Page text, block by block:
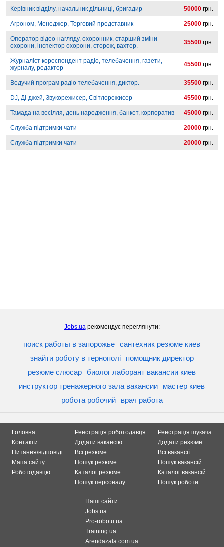
Керівник відділу, начальник дільниці, бригадир 50000 грн.
Агроном, Менеджер, Торговий представник 25000 грн.
Оператор відео-нагляду, охоронник, старший зміни
охорони, інспектор охорони, сторож, вахтер.
35500 грн.
Журналіст кореспондент радіо, телебачення, газети,
журналу, редактор
45500 грн.
Ведучий програм радіо телебачення, диктор. 35500 грн.
DJ, Ді-джей, Звукорежисер, Світлорежисер 45500 грн.
Тамада на весілля, день народження, банкет, корпоратив 45000 грн.
Служба підтримки чати 20000 грн.
Служба підтримки чати 20000 грн.
Jobs.uaрекомендує переглянути:
поиск работы в запорожье сантехник резюме киев
знайти роботу в тернополі
помощник директор
резюме слюсар биолог лаборант вакансии киев
инструктор тренажерного зала вакансии
мастер киев
робота робочий
врач работа
Головна
Контакти
Питання/відповіді
Мапа сайту
Роботодавцю
Реестрація роботодавця
Додати вакансію
Всі резюме
Пошук резюме
Каталог резюме
Пошук персоналу
Реестрація шукача
Додати резюме
Всі вакансії
Пошук вакансій
Каталог вакансій
Пошук роботи
Наші сайти
Jobs.ua
Pro-robotu.ua
Training.ua
Arendazala.com.ua